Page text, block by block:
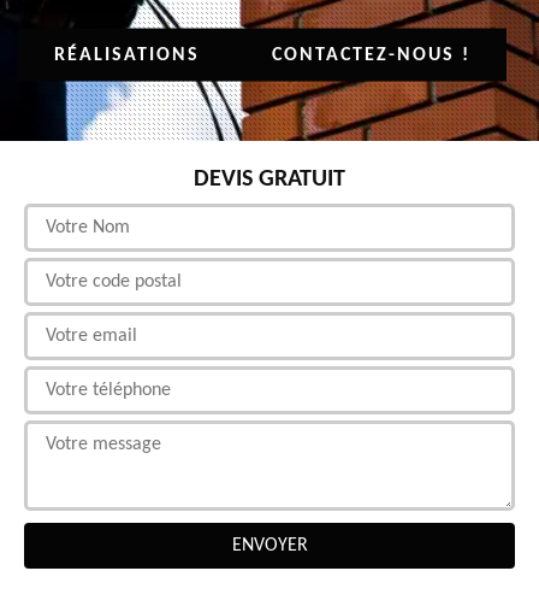
RÉALISATIONS CONTACTEZ-NOUS !
DEVIS GRATUIT